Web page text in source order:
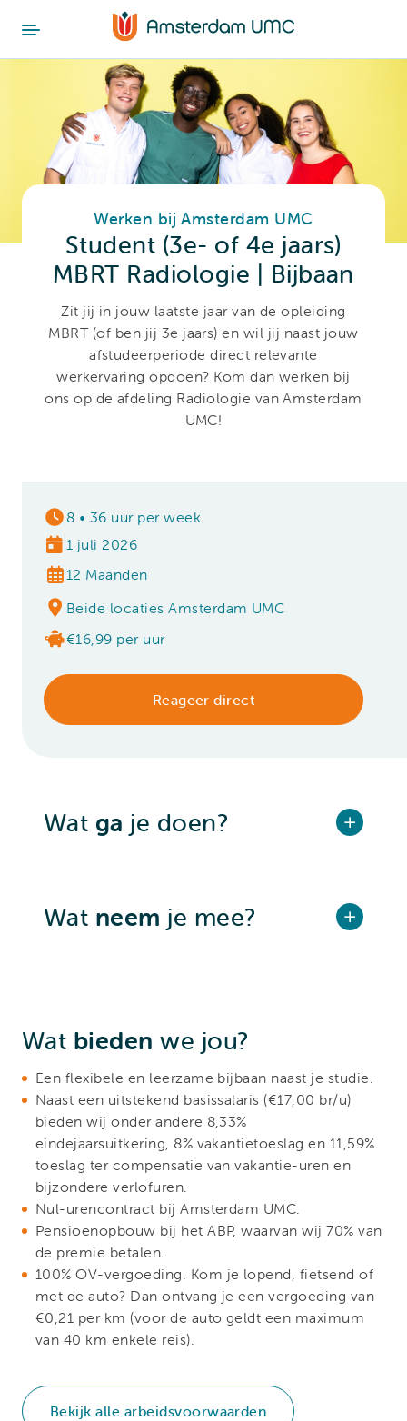
Werken bij Amsterdam UMC
Student (3e- of 4e jaars)
MBRT Radiologie | Bijbaan
Zit jij in jouw laatste jaar van de opleiding
MBRT (of ben jij 3e jaars) en wil jij naast jouw
afstudeerperiode direct relevante
werkervaring opdoen? Kom dan werken bij
ons op de afdeling Radiologie van Amsterdam
UMC!
8 • 36 uur per week
1 juli 2026
12 Maanden
Beide locaties Amsterdam UMC
€16,99 per uur
Reageer direct
Wat ga je doen?
Wat neem je mee?
Wat bieden we jou?
Een flexibele en leerzame bijbaan naast je studie.
Naast een uitstekend basissalaris (€17,00 br/u)
bieden wij onder andere 8,33%
eindejaarsuitkering, 8% vakantietoeslag en 11,59%
toeslag ter compensatie van vakantie-uren en
bijzondere verlofuren.
Nul-urencontract bij Amsterdam UMC.
Pensioenopbouw bij het ABP, waarvan wij 70% van
de premie betalen.
100% OV-vergoeding. Kom je lopend, fietsend of
met de auto? Dan ontvang je een vergoeding van
€0,21 per km (voor de auto geldt een maximum
van 40 km enkele reis).
Bekijk alle arbeidsvoorwaarden